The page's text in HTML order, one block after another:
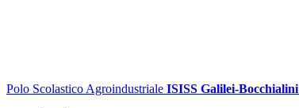
Polo Scolastico Agroindustriale ISISS Galilei-Bocchialini